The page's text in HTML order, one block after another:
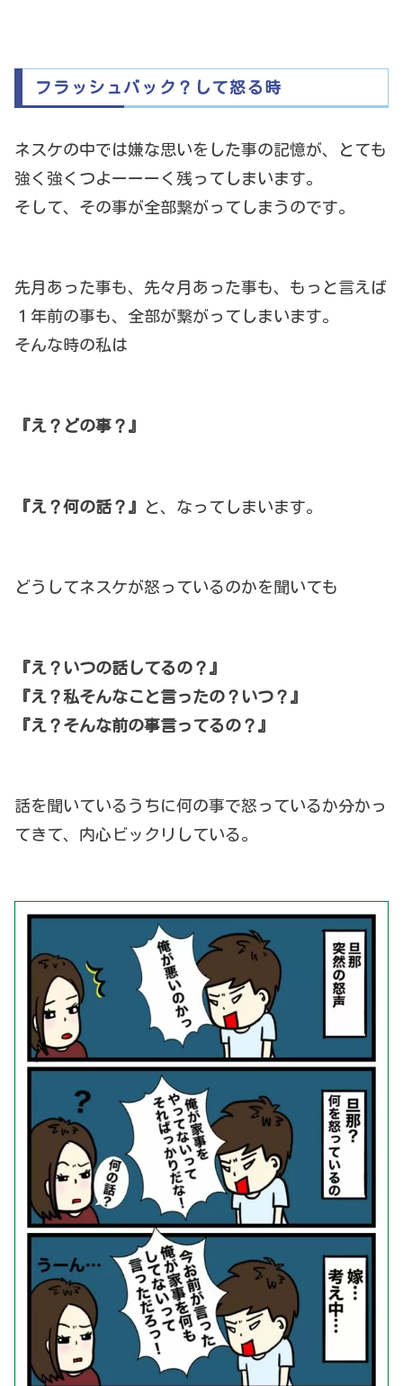
フラッシュバック？して怒る時
ネスケの中では嫌な思いをした事の記憶が、とても
強く強くつよーーーく残ってしまいます。
そして、その事が全部繋がってしまうのです。
先月あった事も、先々月あった事も、もっと言えば
１年前の事も、全部が繋がってしまいます。
そんな時の私は
『え？どの事？』
『え？何の話？』 と、なってしまいます。
どうしてネスケが怒っているのかを聞いても
『え？いつの話してるの？』
『え？私そんなこと言ったの？いつ？』
『え？そんな前の事言ってるの？』
話を聞いているうちに何の事で怒っているか分かっ
てきて、内心ビックリしている。